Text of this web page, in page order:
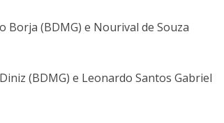
Borja (BDMG) e Nourival de Souza
(BDMG) e Leonardo Santos Gabriel